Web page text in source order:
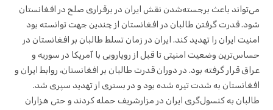
می‌تواند باعث برجسته‌شدن نقش ایران در برقراری صلح در افغانستان
شود. قدرت گرفتن طالبان در افغانستان از چندین جهت توانسته بود
امنیت ایران را تهدید کند. ایران در زمان تسلط طالبان بر افغانستان در
حساس‌ترین وضعیت امنیتی تا قبل از رویارویی با آمریکا در سوریه و
عراق قرار گرفته بود. در دوران قدرت طالبان بر افغانستان، روابط ایران و
افغانستان به شدت تیره شده بود و در بستری از تهدید سپری شد.
طالبان به کنسول‌گری ایران در مزارشریف حمله کردند و حتی هزاران